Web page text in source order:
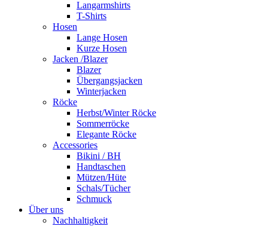
Langarmshirts
T-Shirts
Hosen
Lange Hosen
Kurze Hosen
Jacken /Blazer
Blazer
Übergangsjacken
Winterjacken
Röcke
Herbst/Winter Röcke
Sommerröcke
Elegante Röcke
Accessories
Bikini / BH
Handtaschen
Mützen/Hüte
Schals/Tücher
Schmuck
Über uns
Nachhaltigkeit